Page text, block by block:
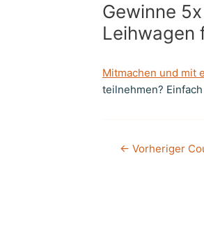
Gewinne
Leihwagen
Mitmachen und mit
teilnehmen?
← Vorheriger